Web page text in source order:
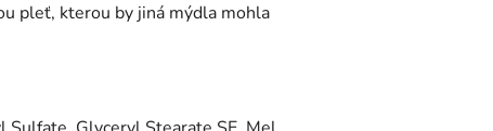
pleť, kterou by jiná mýdla mohla